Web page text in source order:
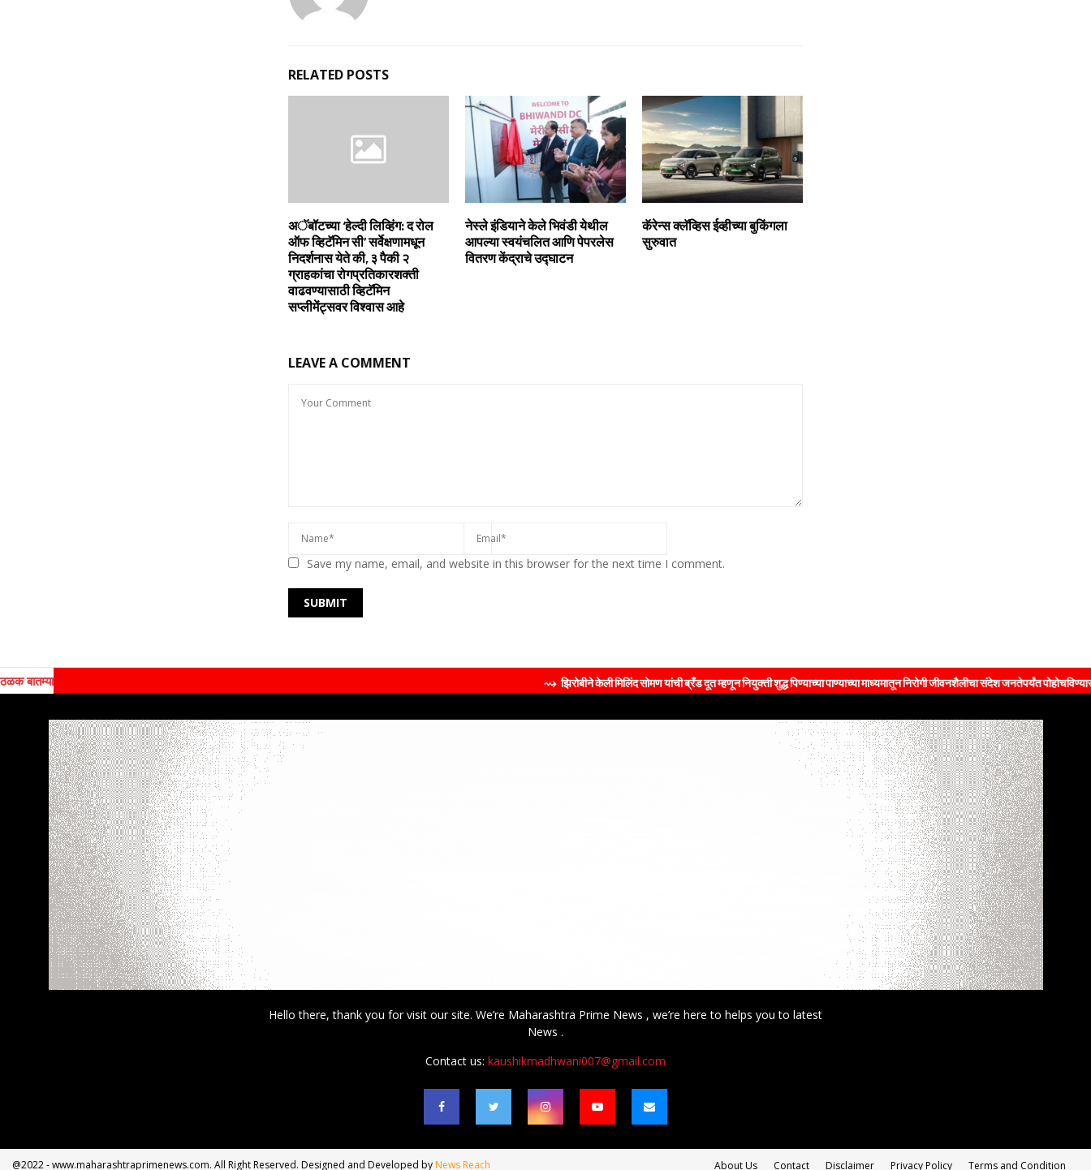
RELATED POSTS
अॅबॉटच्‍या ‘हेल्‍दी लिव्हिंग: द रोल
ऑफ व्हिटॅमिन सी’ सर्वेक्षणामधून
निदर्शनास येते की, ३ पैकी २
ग्राहकांचा रोगप्रतिकारशक्ती
वाढवण्‍यासाठी व्हिटॅमिन
सप्‍लीमेंट्सवर विश्‍वास आहे
नेस्ले इंडियाने केले भिवंडी येथील
आपल्या स्वयंचलित आणि पेपरलेस
वितरण केंद्राचे उद्घाटन
कॅरेन्‍स क्‍लॅव्हिस ईव्‍हीच्या बुकिंगला
सुरुवात
LEAVE A COMMENT
Save my name, email, and website in this browser for the next time I comment.
ठळक बातम्या ⇝ झिरोबीने केली मिलिंद सोमण यांची ब्रँड दूत म्हणून नियुक्ती शुद्ध पिण्याच्या पाण्याच्या माध्यमातून निरोगी जीवनशैलीचा संदेश जनतेपर्यंत पोहोचविण्यासाठी पुढाकार
Hello there, thank you for visit our site. We’re Maharashtra Prime News , we’re here to helps you to latest
News .
Contact us: kaushikmadhwani007@gmail.com
@2022 - www.maharashtraprimenews.com. All Right Reserved. Designed and Developed by News Reach About Us Contact Disclaimer Privacy Policy Terms and Condition